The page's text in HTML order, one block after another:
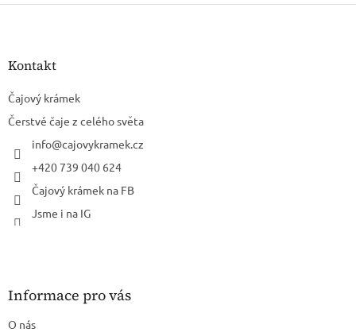
Z
Kontakt
Čajový krámek
Čerstvé čaje z celého světa
info@cajovykramek.cz
+420 739 040 624
Čajový krámek na FB
Jsme i na IG
Informace pro vás
O nás